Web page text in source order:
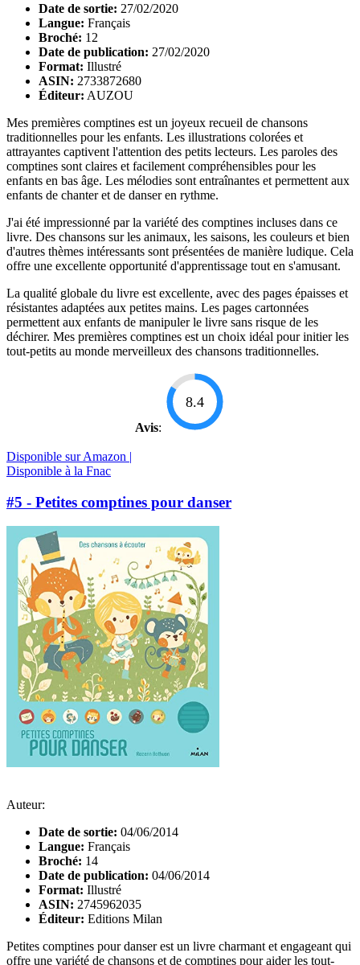
Date de sortie: 27/02/2020
Langue: Français
Broché: 12
Date de publication: 27/02/2020
Format: Illustré
ASIN: 2733872680
Éditeur: AUZOU
Mes premières comptines est un joyeux recueil de chansons
traditionnelles pour les enfants. Les illustrations colorées et
attrayantes captivent l'attention des petits lecteurs. Les paroles des
comptines sont claires et facilement compréhensibles pour les
enfants en bas âge. Les mélodies sont entraînantes et permettent aux
enfants de chanter et de danser en rythme.
J'ai été impressionné par la variété des comptines incluses dans ce
livre. Des chansons sur les animaux, les saisons, les couleurs et bien
d'autres thèmes intéressants sont présentées de manière ludique. Cela
offre une excellente opportunité d'apprentissage tout en s'amusant.
La qualité globale du livre est excellente, avec des pages épaisses et
résistantes adaptées aux petites mains. Les pages cartonnées
permettent aux enfants de manipuler le livre sans risque de les
déchirer. Mes premières comptines est un choix idéal pour initier les
tout-petits au monde merveilleux des chansons traditionnelles.
Avis:
8.4
Disponible sur Amazon |
Disponible à la Fnac
#5 - Petites comptines pour danser
Auteur:
Date de sortie: 04/06/2014
Langue: Français
Broché: 14
Date de publication: 04/06/2014
Format: Illustré
ASIN: 2745962035
Éditeur: Editions Milan
Petites comptines pour danser est un livre charmant et engageant qui
offre une variété de chansons et de comptines pour aider les tout-